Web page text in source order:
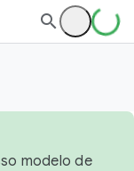
modelo de